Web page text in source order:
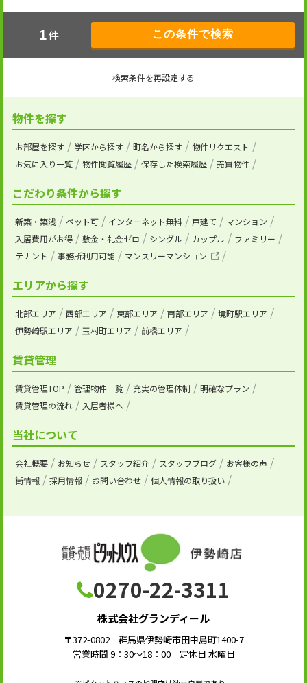
1件
検索条件を再設定する
物件を探す
お部屋を探す 学区から探す 町名から探す
物件リクエスト
お気に入り一覧
物件閲覧履歴 保存した検索履歴 売買物件
こだわり条件から探す
新築・築浅 ペット可 インターネット無料 戸建て
マンション
入居費用がお得
敷金・礼金ゼロ シングル カップル
ファミリー
テナント
事務所利用可能 マンスリーマンション
エリアから探す
北部エリア 西部エリア 東部エリア 南部エリア
境町駅エリア
伊勢崎駅エリア
玉村町エリア 前橋エリア
賃貸管理
賃貸管理TOP 管理物件一覧 充実の管理体制
明確なプラン
賃貸管理の流れ
入居者様へ
当社について
会社概要 お知らせ スタッフ紹介 スタッフブログ
お客様の声
街情報
採用情報 お問い合わせ 個人情報の取り扱い
0270-22-3311
株式会社グランディール
〒372-0802 群馬県伊勢崎市田中島町1400-7
営業時間 9：30～18：00 定休日 水曜日